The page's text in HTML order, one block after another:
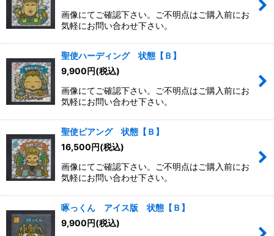
画像にてご確認下さい。ご不明点はご購入前にお
気軽にお問い合わせ下さい。
聖使ハーディング 状態【Ｂ】
9,900円(税込)
画像にてご確認下さい。ご不明点はご購入前にお
気軽にお問い合わせ下さい。
聖使ピアング 状態【Ｂ】
16,500円(税込)
画像にてご確認下さい。ご不明点はご購入前にお
気軽にお問い合わせ下さい。
啄っくん アイス版 状態【Ｂ】
9,900円(税込)